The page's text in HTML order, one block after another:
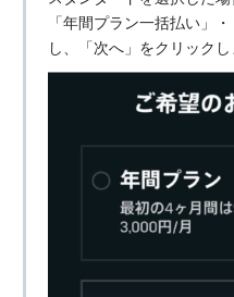
「年間プラン一括払い」
し、「次へ」をクリックし